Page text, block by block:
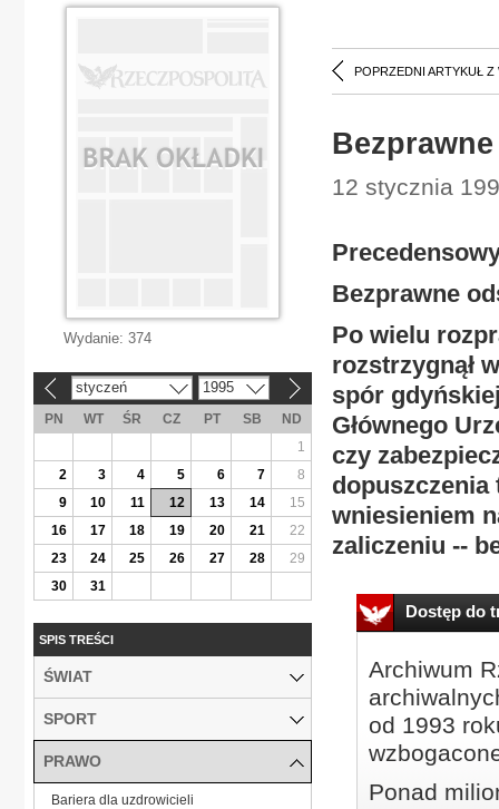
POPRZEDNI ARTYKUŁ Z
12 stycznia
Bezprawne
Po wielu
rozstrzygnął
spór
Głównego
czy
wniesieniem
zaliczeniu --
Dostęp do
Archiwum
od 1993
Ponad
Wydanie: 374
styczeń 1995
PN WT ŚR CZ PT SB
ND
1
2
3 4 5 6 7
8
9
10 11 12 13 14
15
16
17 18 19 20 21
22
23
24 25 26 27 28
29
30
31
SPIS TREŚCI
ŚWIAT
SPORT
PRAWO
Bariera dla uzdrowicieli